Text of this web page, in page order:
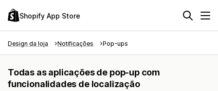
Shopify App Store
Design da loja Notificações Pop-ups
Todas as aplicações de pop-up com
funcionalidades de localização